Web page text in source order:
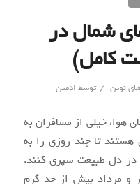
شمال در
کامل)
نوین / توسط ادمین
هوا، خیلی از مسافران به
تا چند روزی را به
در دل طبیعت سپری کنند.
و مرداد بیش از حد گرم